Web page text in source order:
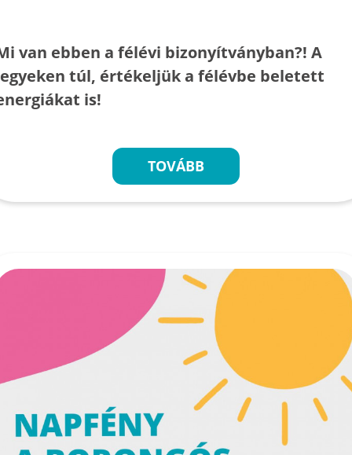
van ebben a félévi bizonyítványban?! A
túl, értékeljük a félévbe beletett
is!
TOVÁBB